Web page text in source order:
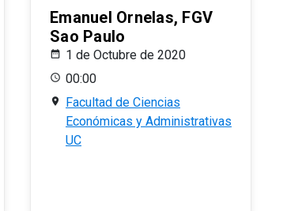
Emanuel Ornelas, FGV
Sao Paulo
1 de Octubre de 2020
00:00
Facultad de Ciencias
Económicas y Administrativas
UC